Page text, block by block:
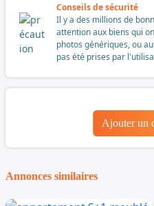
Conseils de sécurité
Il y a des millions de
attention aux biens qui
photos génériques, ou
pas été prises par
Ajouter un
Annonces similaires